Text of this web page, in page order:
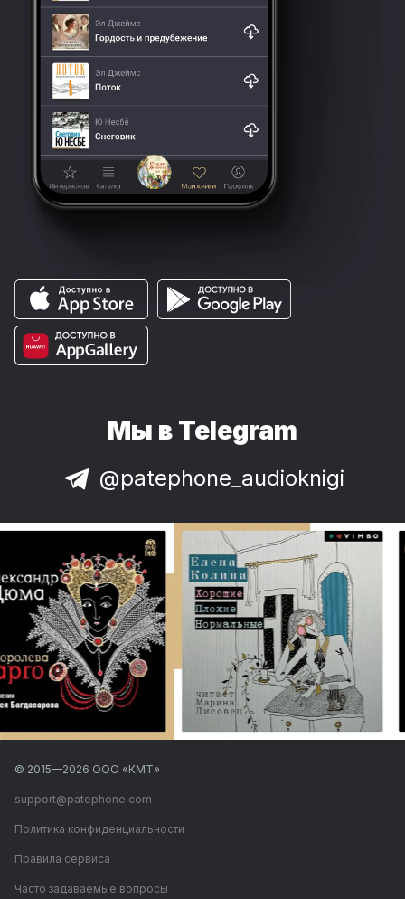
Мы в Telegram
@patephone_audioknigi
© 2015—2026 ООО «КМТ»
support@patephone.com
Политика конфиденциальности
Правила сервиса
Часто задаваемые вопросы